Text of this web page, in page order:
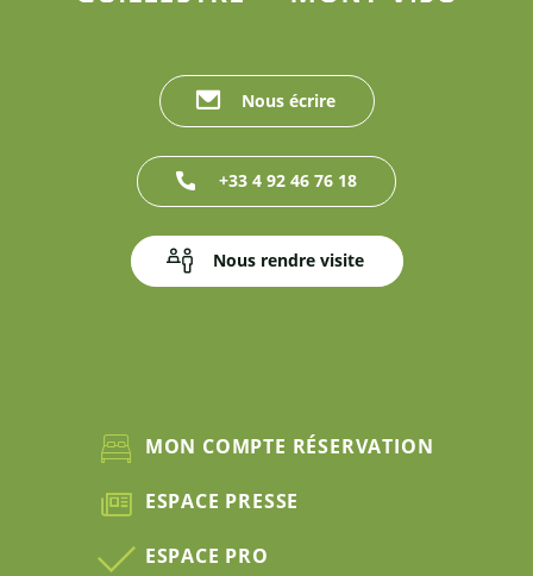
Nous écrire
+33 4 92 46 76 18
Nous rendre visite
MON COMPTE RÉSERVATION
ESPACE PRESSE
ESPACE PRO